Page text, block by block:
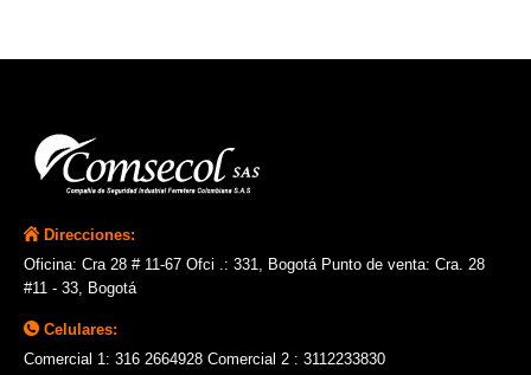
Direcciones:
Oficina: Cra 28 # 11-67 Ofci .: 331, Bogotá Punto de venta: Cra. 28
#11 - 33, Bogotá
Celulares:
Comercial 1: 316 2664928 Comercial 2 : 3112233830